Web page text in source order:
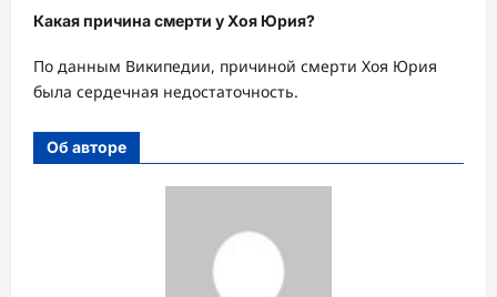
Какая причина смерти у Хоя Юрия?
По данным Википедии, причиной смерти Хоя Юрия
была сердечная недостаточность.
Об авторе